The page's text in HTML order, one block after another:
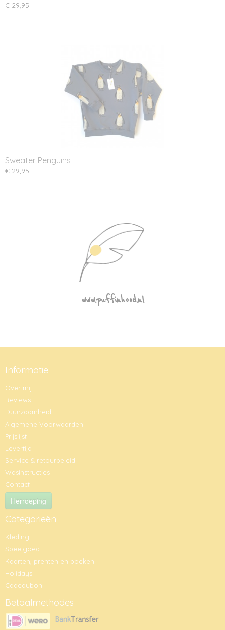
€ 29,95
Sweater Penguins
€ 29,95
www.puffinhood.nl
Informatie
Over mij
Reviews
Duurzaamheid
Algemene Voorwaarden
Prijslijst
Levertijd
Service & retourbeleid
Wasinstructies
Contact
Herroeping
Categorieën
Kleding
Speelgoed
Kaarten, prenten en boeken
Holidays
Cadeaubon
Betaalmethodes